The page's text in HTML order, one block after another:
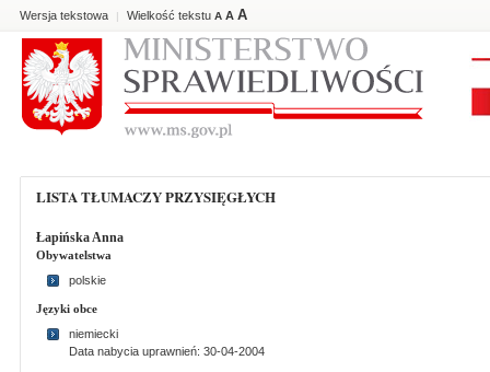
Wersja tekstowa | Wielkość tekstu A A A
LISTA TŁUMACZY PRZYSIĘGŁYCH
Łapińska Anna
Obywatelstwa
polskie
Języki obce
niemiecki
Data nabycia uprawnień: 30-04-2004